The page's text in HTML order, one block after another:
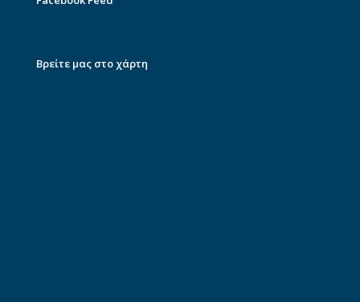
Βρείτε μας στο χάρτη